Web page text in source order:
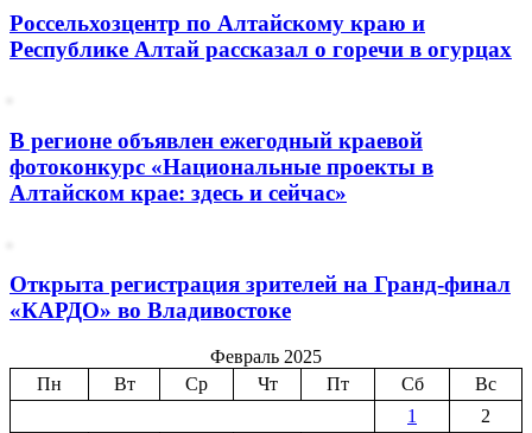
Россельхозцентр по Алтайскому краю и
Республике Алтай рассказал о горечи в огурцах
В регионе объявлен ежегодный краевой
фотоконкурс «Национальные проекты в
Алтайском крае: здесь и сейчас»
Открыта регистрация зрителей на Гранд-финал
«КАРДО» во Владивостоке
Февраль 2025
Пн
Вт Ср Чт Пт Сб
Вс
1
2